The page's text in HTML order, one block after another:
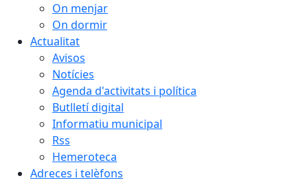
On menjar
On dormir
Actualitat
Avisos
Notícies
Agenda d'activitats i política
Butlletí digital
Informatiu municipal
Rss
Hemeroteca
Adreces i telèfons